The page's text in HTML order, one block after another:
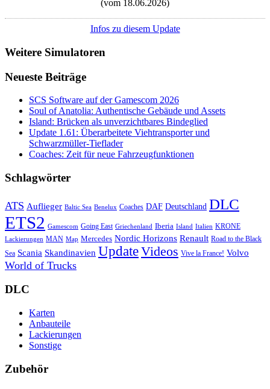
(vom 18.06.2026)
Infos zu diesem Update
Weitere Simulatoren
Neueste Beiträge
SCS Software auf der Gamescom 2026
Soul of Anatolia: Authentische Gebäude und Assets
Island: Brücken als unverzichtbares Bindeglied
Update 1.61: Überarbeitete Viehtransporter und
Schwarzmüller-Tieflader
Coaches: Zeit für neue Fahrzeugfunktionen
Schlagwörter
ATS Auflieger Baltic Sea Benelux Coaches DAF Deutschland DLC
ETS2 Gamescom Going East Griechenland Iberia Island Italien KRONE
Lackierungen MAN Map Mercedes Nordic Horizons Renault Road to the Black
Sea Scania Skandinavien UpdateVideos Vive la France! Volvo
World of Trucks
DLC
Karten
Anbauteile
Lackierungen
Sonstige
Zubehör